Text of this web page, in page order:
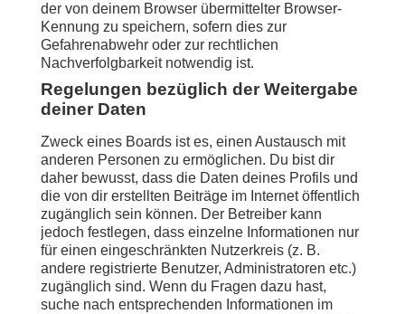
der von deinem Browser übermittelter Browser-
Kennung zu speichern, sofern dies zur
Gefahrenabwehr oder zur rechtlichen
Nachverfolgbarkeit notwendig ist.
Regelungen bezüglich der Weitergabe
deiner Daten
Zweck eines Boards ist es, einen Austausch mit
anderen Personen zu ermöglichen. Du bist dir
daher bewusst, dass die Daten deines Profils und
die von dir erstellten Beiträge im Internet öffentlich
zugänglich sein können. Der Betreiber kann
jedoch festlegen, dass einzelne Informationen nur
für einen eingeschränkten Nutzerkreis (z. B.
andere registrierte Benutzer, Administratoren etc.)
zugänglich sind. Wenn du Fragen dazu hast,
suche nach entsprechenden Informationen im